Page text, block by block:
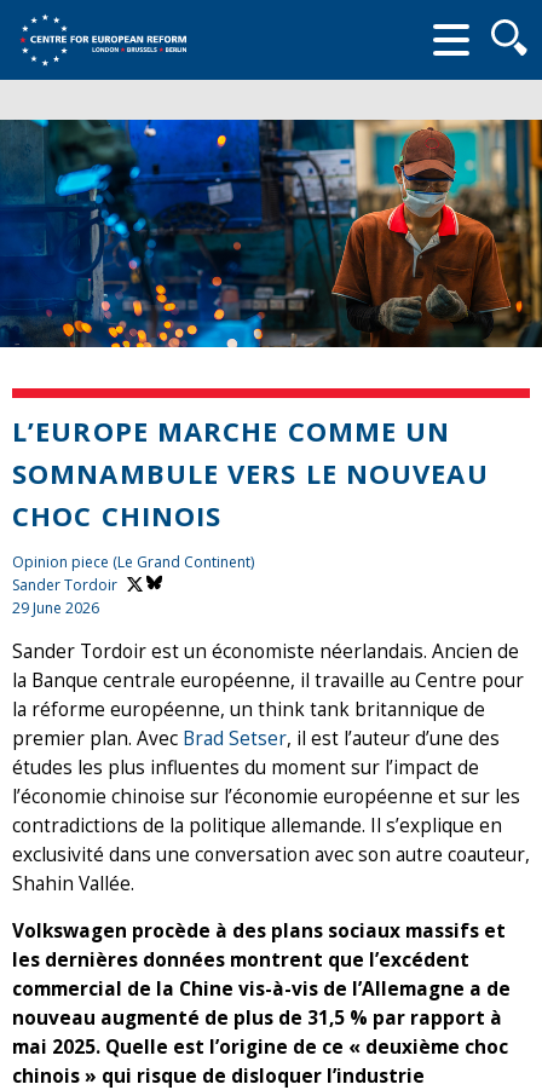
form
L’EUROPE MARCHE COMME UN
SOMNAMBULE VERS LE NOUVEAU
CHOC CHINOIS
Opinion piece (Le Grand Continent)
Sander Tordoir
29 June 2026
Sander Tordoir est un économiste néerlandais. Ancien de
la Banque centrale européenne, il travaille au Centre pour
la réforme européenne, un think tank britannique de
premier plan. Avec Brad Setser, il est l’auteur d’une des
études les plus influentes du moment sur l’impact de
l’économie chinoise sur l’économie européenne et sur les
contradictions de la politique allemande. Il s’explique en
exclusivité dans une conversation avec son autre coauteur,
Shahin Vallée.
Volkswagen procède à des plans sociaux massifs et
les dernières données montrent que l’excédent
commercial de la Chine vis-à-vis de l’Allemagne a de
nouveau augmenté de plus de 31,5 % par rapport à
mai 2025. Quelle est l’origine de ce « deuxième choc
chinois » qui risque de disloquer l’industrie